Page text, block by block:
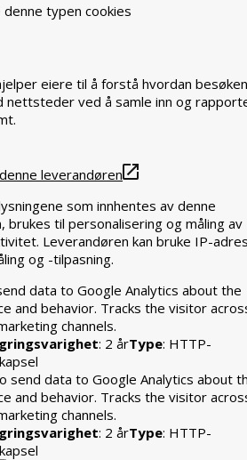
denne typen cookies
eiere til å forstå hvordan
nettsteder ved å samle inn og
leverandøren
som innhentes av denne
brukes til personalisering og måling av
Leverandøren kan bruke IP-
og -tilpasning.
data to Google Analytics about the
and behavior. Tracks the visitor
channels.
: 2 årType: HTTP-
send data to Google Analytics about
and behavior. Tracks the visitor
channels.
: 2 årType: HTTP-